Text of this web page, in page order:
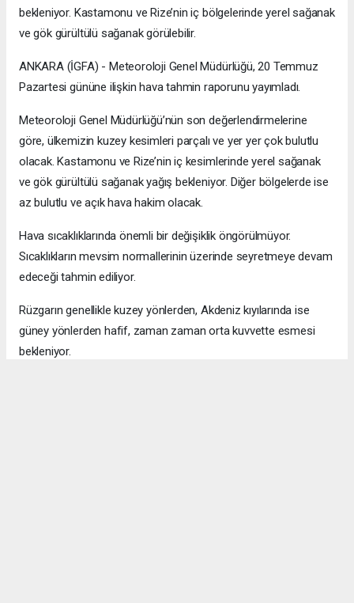
bekleniyor. Kastamonu ve Rize’nin iç bölgelerinde yerel sağanak
ve gök gürültülü sağanak görülebilir.
ANKARA (İGFA) - Meteoroloji Genel Müdürlüğü, 20 Temmuz
Pazartesi gününe ilişkin hava tahmin raporunu yayımladı.
Meteoroloji Genel Müdürlüğü’nün son değerlendirmelerine
göre, ülkemizin kuzey kesimleri parçalı ve yer yer çok bulutlu
olacak. Kastamonu ve Rize’nin iç kesimlerinde yerel sağanak
ve gök gürültülü sağanak yağış bekleniyor. Diğer bölgelerde ise
az bulutlu ve açık hava hakim olacak.
Hava sıcaklıklarında önemli bir değişiklik öngörülmüyor.
Sıcaklıkların mevsim normallerinin üzerinde seyretmeye devam
edeceği tahmin ediliyor.
Rüzgarın genellikle kuzey yönlerden, Akdeniz kıyılarında ise
güney yönlerden hafif, zaman zaman orta kuvvette esmesi
bekleniyor.